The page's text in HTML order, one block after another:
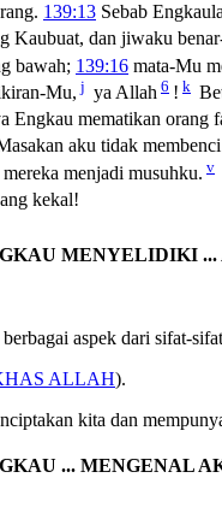
139:13 Sebab
Kaubuat, dan jiwaku
bawah; 139:16 mata-Mu
Mu, j ya Allah 6 ! k
Engkau mematikan orang
aku tidak
menjadi musuhku. v
kekal!
MENYELIDIKI ...
aspek dari sifat-
ALLAH).
kita dan
... MENGENAL